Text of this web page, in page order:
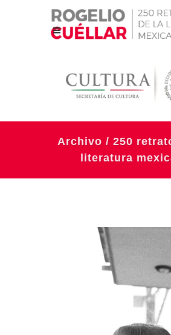
Archivo / 250
literatura